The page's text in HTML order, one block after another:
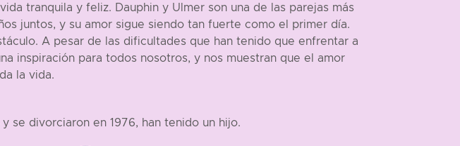
tranquila y feliz. Dauphin y Ulmer son una de las parejas más
juntos, y su amor sigue siendo tan fuerte como el primer día.
A pesar de las dificultades que han tenido que enfrentar a
inspiración para todos nosotros, y nos muestran que el amor
la vida.
se divorciaron en 1976, han tenido un hijo.